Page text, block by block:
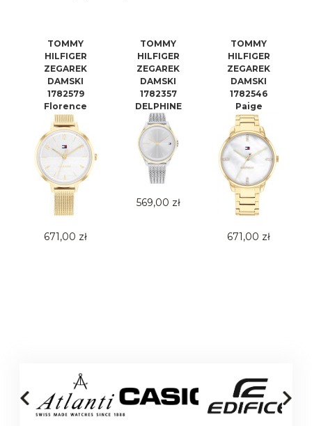
TOMMY
HILFIGER
ZEGAREK
DAMSKI
1782579
Florence
671,00 zł
TOMMY
HILFIGER
ZEGAREK
DAMSKI
1782357
DELPHINE
569,00 zł
TOMMY
HILFIGER
ZEGAREK
DAMSKI
1782546
Paige
671,00 zł